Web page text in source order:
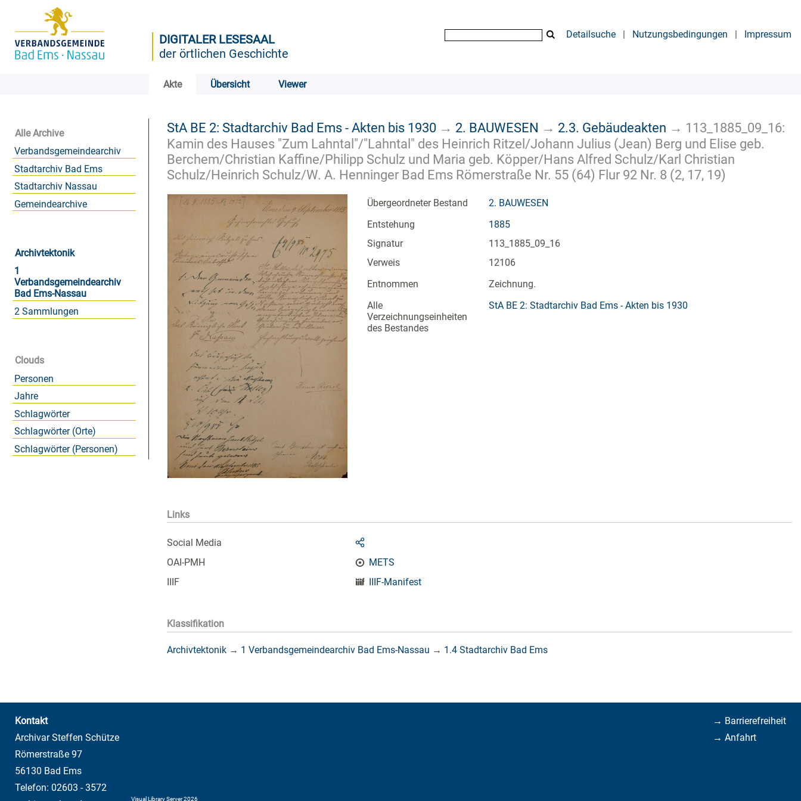
DIGITALER LESESAAL
der örtlichen Geschichte
Detailsuche | Nutzungsbedingungen | Impressum
Akte Übersicht Viewer
Alle Archive
Verbandsgemeindearchiv
Stadtarchiv Bad Ems
Stadtarchiv Nassau
Gemeindearchive
Archivtektonik
1
Verbandsgemeindearchiv
Bad Ems-Nassau
2 Sammlungen
Clouds
Personen
Jahre
Schlagwörter
Schlagwörter (Orte)
Schlagwörter (Personen)
StA BE 2: Stadtarchiv Bad Ems - Akten bis 1930 → 2. BAUWESEN → 2.3. Gebäudeakten → 113_1885_09_16:
Kamin des Hauses "Zum Lahntal"/"Lahntal" des Heinrich Ritzel/Johann Julius (Jean) Berg und Elise geb.
Berchem/Christian Kaffine/Philipp Schulz und Maria geb. Köpper/Hans Alfred Schulz/Karl Christian
Schulz/Heinrich Schulz/W. A. Henninger Bad Ems Römerstraße Nr. 55 (64) Flur 92 Nr. 8 (2, 17, 19)
Übergeordneter Bestand
2. BAUWESEN
Entstehung
1885
Signatur
113_1885_09_16
Verweis
12106
Entnommen
Zeichnung.
Alle
Verzeichnungseinheiten
des Bestandes
StA BE 2: Stadtarchiv Bad Ems - Akten bis 1930
Links
Social Media
OAI-PMH
METS
IIIF
IIIF-Manifest
Klassifikation
Archivtektonik → 1 Verbandsgemeindearchiv Bad Ems-Nassau → 1.4 Stadtarchiv Bad Ems
→ Barrierefreiheit
→ Anfahrt
Kontakt
Archivar Steffen Schütze
Römerstraße 97
56130 Bad Ems
Telefon: 02603 - 3572
Visual Library Server 2026